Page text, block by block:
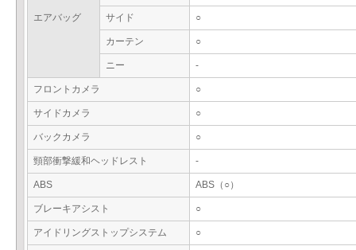
エアバッグ サイド ○
カーテン ○
ニー -
フロントカメラ ○
サイドカメラ ○
バックカメラ ○
頸部衝撃緩和ヘッドレスト -
ABS ABS（○）
ブレーキアシスト ○
アイドリングストップシステム ○